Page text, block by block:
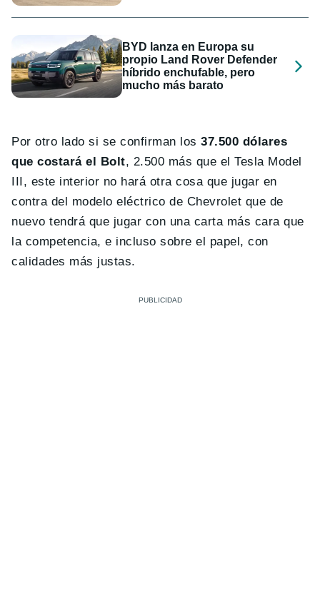
BYD lanza en Europa su
propio Land Rover Defender
híbrido enchufable, pero
mucho más barato
Por otro lado si se confirman los37.500 dólares
que costará el Bolt, 2.500 más que el Tesla Model
III, este interior no hará otra cosa que jugar en
contra del modelo eléctrico de Chevrolet que de
nuevo tendrá que jugar con una carta más cara que
la competencia, e incluso sobre el papel, con
calidades más justas.